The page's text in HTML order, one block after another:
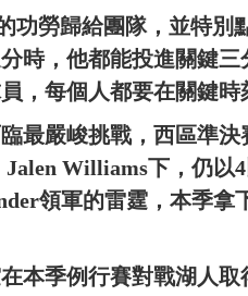
功勞歸給團隊，並特
時，他都能投進關鍵
，每個人都要在關鍵時
最嚴峻挑戰，西區準
Williams下，仍以
領軍的雷霆，本季
本季例行賽對戰湖人